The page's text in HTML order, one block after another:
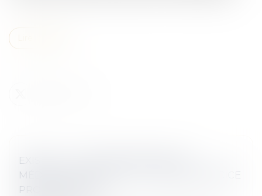
EXISTE-T-IL UNE RESPONSABILITÉ
MÉDICALE COLLECTIVE ? - MACSF EXERCICE
PROFESSIONNEL